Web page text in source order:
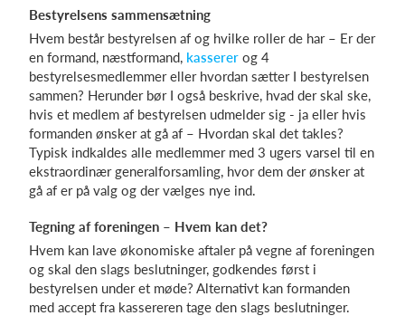
Bestyrelsens sammensætning
Hvem består bestyrelsen af og hvilke roller de har – Er der
en formand, næstformand, kasserer og 4
bestyrelsesmedlemmer eller hvordan sætter I bestyrelsen
sammen? Herunder bør I også beskrive, hvad der skal ske,
hvis et medlem af bestyrelsen udmelder sig - ja eller hvis
formanden ønsker at gå af – Hvordan skal det takles?
Typisk indkaldes alle medlemmer med 3 ugers varsel til en
ekstraordinær generalforsamling, hvor dem der ønsker at
gå af er på valg og der vælges nye ind.
Tegning af foreningen – Hvem kan det?
Hvem kan lave økonomiske aftaler på vegne af foreningen
og skal den slags beslutninger, godkendes først i
bestyrelsen under et møde? Alternativt kan formanden
med accept fra kassereren tage den slags beslutninger.